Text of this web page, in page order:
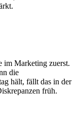
im Marketing zuerst.
die
hält, fällt das in der
früh.